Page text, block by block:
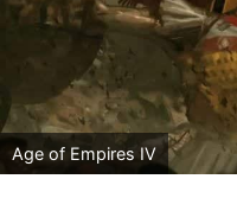
Age of Empires IV